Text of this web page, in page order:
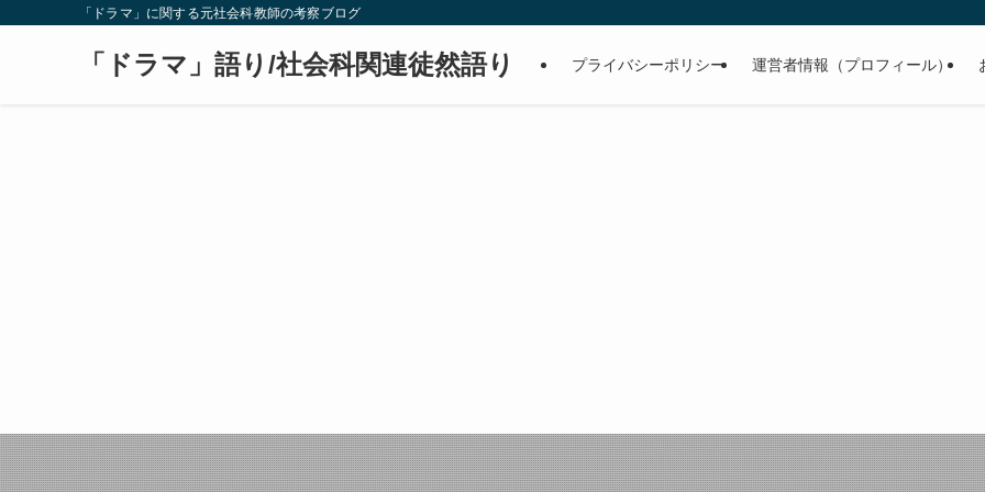
「ドラマ」に関する元社会科教師の考察ブログ
「ドラマ」語り/社会科関連徒然語り プライバシーポリシー 運営者情報（プロフィール）